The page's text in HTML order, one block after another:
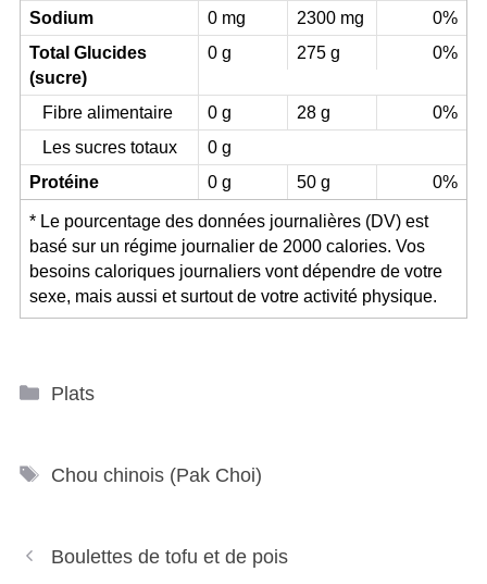
Sodium 0 mg 2300 mg
0%
Total Glucides
(sucre)
0 g 275 g 0%
Fibre alimentaire 0 g 28 g
0%
Les sucres totaux
0 g
Protéine
0 g 50 g 0%
* Le pourcentage des données journalières (DV) est
basé sur un régime journalier de 2000 calories. Vos
besoins caloriques journaliers vont dépendre de votre
sexe, mais aussi et surtout de votre activité physique.
Plats
Chou chinois (Pak Choi)
des Boulettes de tofu et de pois